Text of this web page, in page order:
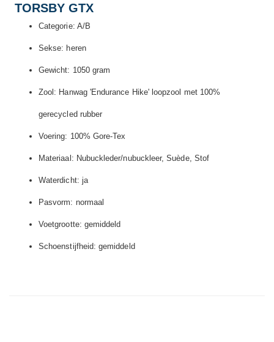
TORSBY GTX
Categorie: A/B
Sekse: heren
Gewicht: 1050 gram
Zool: Hanwag 'Endurance Hike' loopzool met 100%
gerecycled rubber
Voering: 100% Gore-Tex
Materiaal: Nubuckleder/nubuckleer, Suède, Stof
Waterdicht: ja
Pasvorm: normaal
Voetgrootte: gemiddeld
Schoenstijfheid: gemiddeld